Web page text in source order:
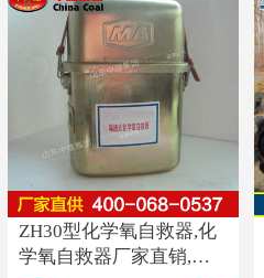
ZH30型化学氧自救器,化
学氧自救器厂家直销,化